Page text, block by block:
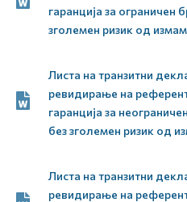
гаранција за ограничен
зголемен ризик од
Листа на транзитни
ревидирање на
гаранција за
без зголемен ризик од
Листа на транзитни
ревидирање на